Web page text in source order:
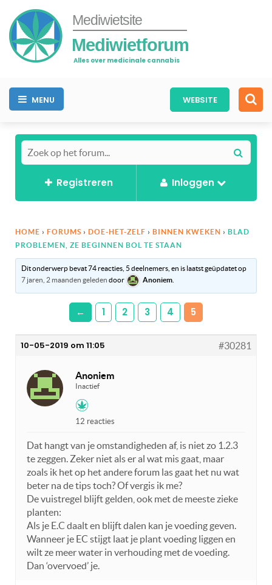
Mediwietsite
Mediwietforum
Alles over medicinale cannabis
MENU WEBSITE
Registreren Inloggen
HOME › FORUMS › DOE-HET-ZELF › BINNEN KWEKEN › BLAD
PROBLEMEN, ZE BEGINNEN BOL TE STAAN
Dit onderwerp bevat 74 reacties, 5 deelnemers, en is laatst geüpdatet op
7 jaren, 2 maanden geleden door Anoniem
← 1 2 3 4 5
10-05-2019 om 11:05 #30281
Anoniem
Inactief
12 reacties
Dat hangt van je omstandigheden af, is niet zo 1.2.3
te zeggen. Zeker niet als er al wat mis gaat, maar
zoals ik het op het andere forum las gaat het nu wat
beter na de tips toch? Of vergis ik me?
De vuistregel blijft gelden, ook met de meeste zieke
planten:
Als je E.C daalt en blijft dalen kan je voeding geven.
Wanneer je EC stijgt laat je plant voeding liggen en
wilt ze meer water in verhouding met de voeding.
Dan ‘overvoed’ je.